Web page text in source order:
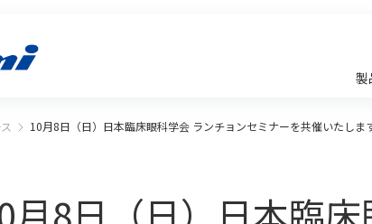
製
10月8日（日）日本臨床眼科学会 ランチョンセミナーを共催いたします